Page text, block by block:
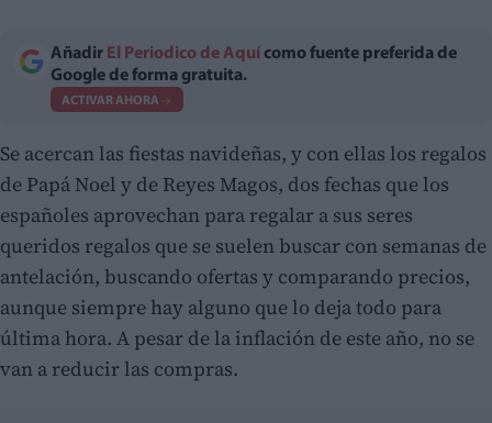
Añadir El Periodico de Aquí como fuente preferida de
Google de forma gratuita.
ACTIVAR AHORA
Se acercan las fiestas navideñas, y con ellas los regalos
de Papá Noel y de Reyes Magos, dos fechas que los
españoles aprovechan para regalar a sus seres
queridos regalos que se suelen buscar con semanas de
antelación, buscando ofertas y comparando precios,
aunque siempre hay alguno que lo deja todo para
última hora. A pesar de la inflación de este año, no se
van a reducir las compras.